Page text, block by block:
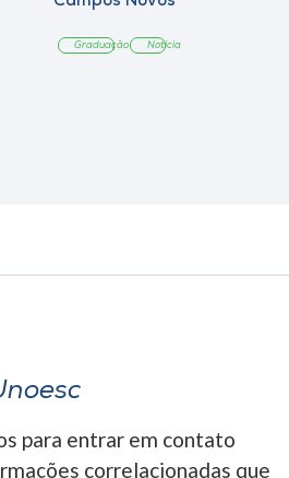
Graduação Notícia
para entrar em contato
correlacionadas que